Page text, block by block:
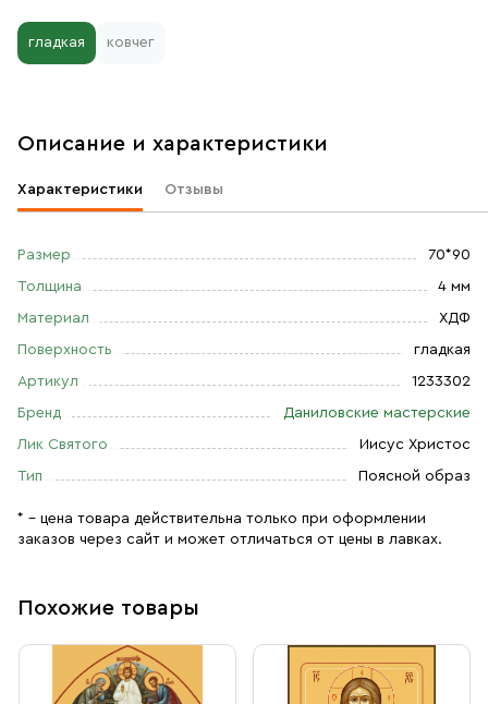
гладкая ковчег
Описание и характеристики
Характеристики Отзывы
Размер 70*90
Толщина 4 мм
Материал ХДФ
Поверхность гладкая
Артикул 1233302
Бренд Даниловские мастерские
Лик Святого Иисус Христос
Тип Поясной образ
* – цена товара действительна только при оформлении
заказов через сайт и может отличаться от цены в лавках.
Похожие товары